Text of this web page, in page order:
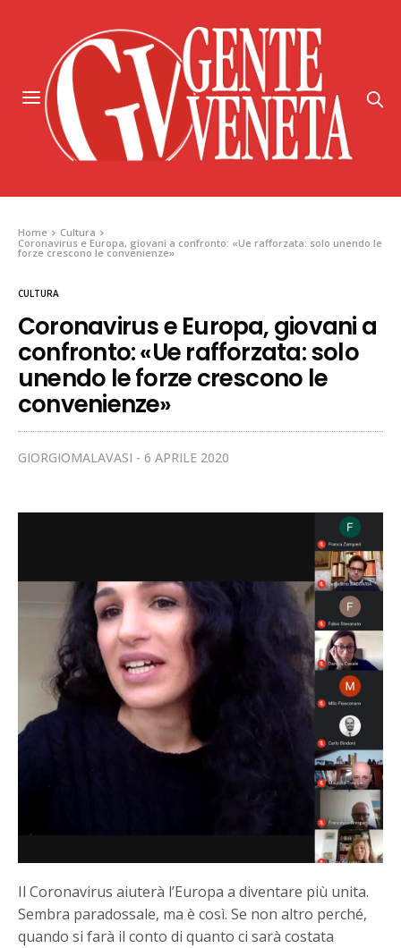
Home
Cultura
Coronavirus e Europa, giovani a confronto: «Ue rafforzata: solo unendo le
forze crescono le convenienze»
CULTURA
Coronavirus e Europa, giovani a
confronto: «Ue rafforzata: solo
unendo le forze crescono le
convenienze»
GIORGIOMALAVASI 6 APRILE 2020
Il Coronavirus aiuterà l’Europa a diventare più unita.
Sembra paradossale, ma è così. Se non altro perché,
quando si farà il conto di quanto ci sarà costata